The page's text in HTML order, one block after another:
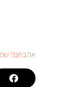
אהבתם?